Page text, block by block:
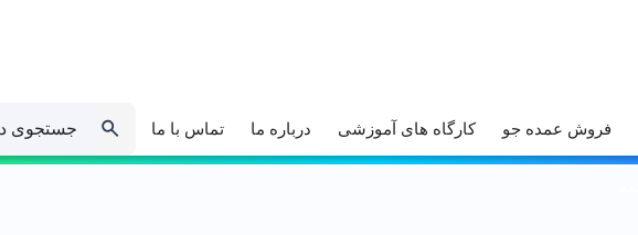
فروش عمده جو کارگاه های آموزشی درباره ما تماس با ما جستجوی